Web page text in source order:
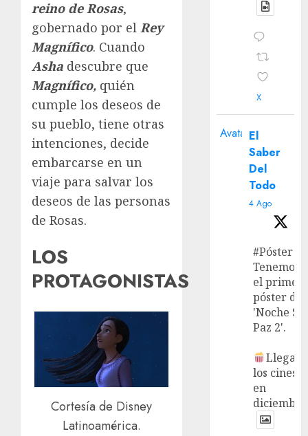
reino de Rosas,
gobernado por el Rey
Magnífico. Cuando
Asha descubre que
Magnífico, quién
cumple los deseos de
su pueblo, tiene otras
intenciones, decide
embarcarse en un
viaje para salvar los
deseos de las personas
de Rosas.
LOS
PROTAGONISTAS
Cortesía de Disney
Latinoamérica.
X
Avatar El
Saber
Del
Todo
4 Ago
#Póster
Tenemos
el primer
póster de
'Noche
Paz 2'.
Llega a
los cines
en